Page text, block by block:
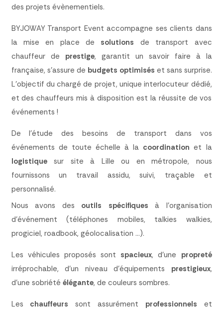
des projets évènementiels.
BYJOWAY Transport Event accompagne ses clients dans
la mise en place de solutions de transport avec
chauffeur de prestige, garantit un savoir faire à la
française, s’assure de budgets optimisés et sans surprise.
L’objectif du chargé de projet, unique interlocuteur dédié,
et des chauffeurs mis à disposition est la réussite de vos
événements !
De l’étude des besoins de transport dans vos
événements de toute échelle à la coordination et la
logistiquesur site à Lille ou en métropole, nous
fournissons un travail assidu, suivi, traçable et
personnalisé.
Nous avons des outils spécifiques à l’organisation
d’événement (téléphones mobiles, talkies walkies,
progiciel, roadbook, géolocalisation …).
Les véhicules proposés sont spacieux, d’une propreté
irréprochable, d’un niveau d’équipements prestigieux,
d’une sobriété élégante, de couleurs sombres.
Les chauffeurs sont assurément professionnels et